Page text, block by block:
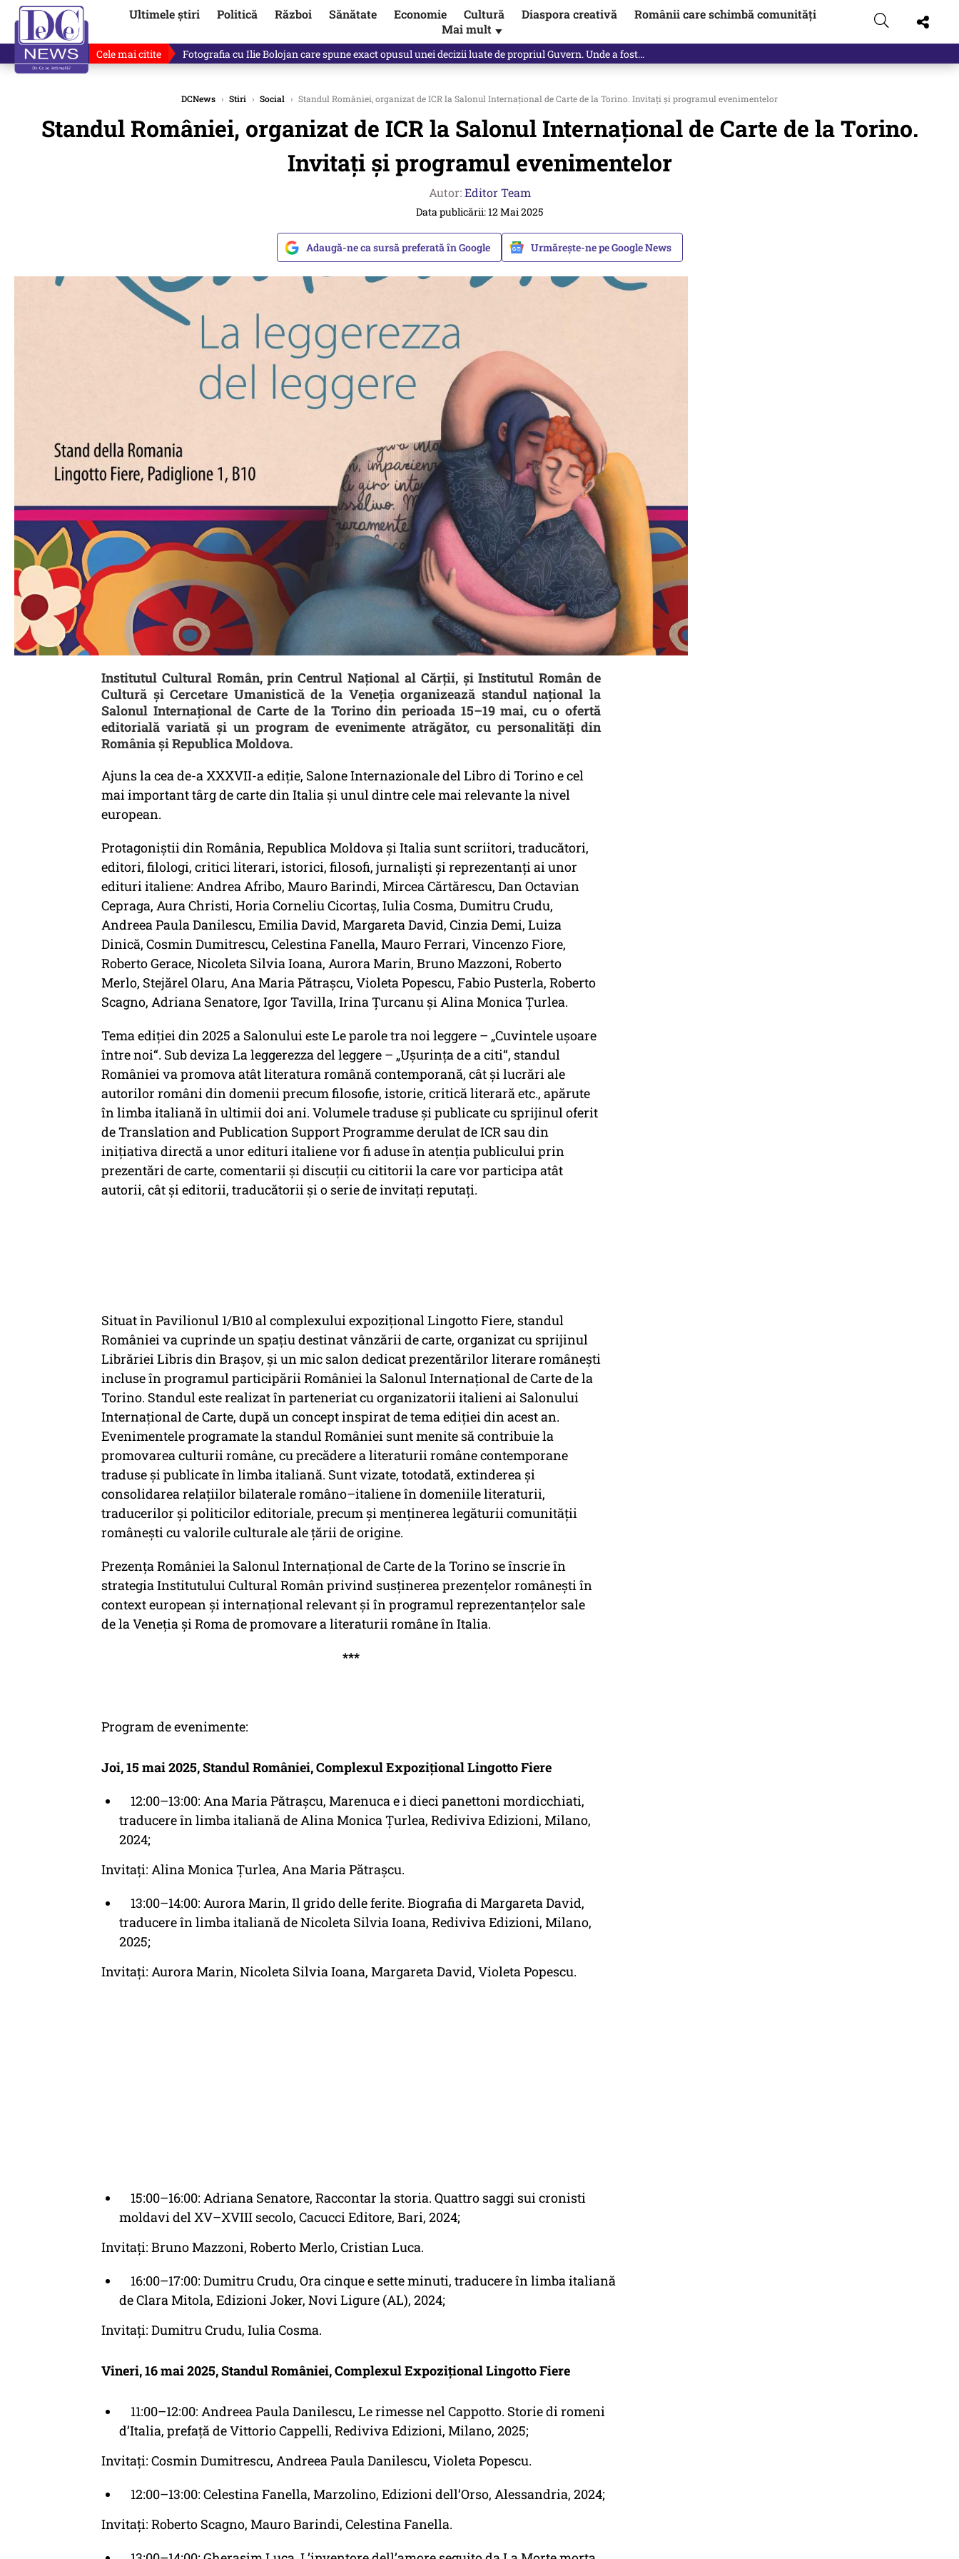
Ultimele știri Politică Război Sănătate Economie Cultură Diaspora creativă
Românii care schimbă comunități
Mai mult ▼
Cele mai citite Ilie Bolojan, gafă în direct despre „omul harnic“ / video
DCNews › Stiri › Social › Standul României, organizat de ICR la Salonul Internațional de Carte de la Torino. Invitați și programul evenimentelor
Standul României, organizat de ICR la Salonul Internațional de Carte de la Torino.
Invitați și programul evenimentelor
Autor:Editor Team
Data publicării: 12 Mai 2025
Adaugă-ne ca sursă preferată în Google Urmărește-ne pe Google News
Institutul Cultural Român, prin Centrul Naţional al Cărţii, şi Institutul Român de
Cultură şi Cercetare Umanistică de la Veneţia organizează standul naţional la
Salonul Internaţional de Carte de la Torino din perioada 15–19 mai, cu o ofertă
editorială variată și un program de evenimente atrăgător, cu personalități din
România și Republica Moldova.
Ajuns la cea de-a XXXVII-a ediţie, Salone Internazionale del Libro di Torino e cel
mai important târg de carte din Italia şi unul dintre cele mai relevante la nivel
european.
Protagoniştii din România, Republica Moldova și Italia sunt scriitori, traducători,
editori, filologi, critici literari, istorici, filosofi, jurnalişti și reprezentanţi ai unor
edituri italiene: Andrea Afribo, Mauro Barindi, Mircea Cărtărescu, Dan Octavian
Cepraga, Aura Christi, Horia Corneliu Cicortaş, Iulia Cosma, Dumitru Crudu,
Andreea Paula Danilescu, Emilia David, Margareta David, Cinzia Demi, Luiza
Dinică, Cosmin Dumitrescu, Celestina Fanella, Mauro Ferrari, Vincenzo Fiore,
Roberto Gerace, Nicoleta Silvia Ioana, Aurora Marin, Bruno Mazzoni, Roberto
Merlo, Stejărel Olaru, Ana Maria Pătraşcu, Violeta Popescu, Fabio Pusterla, Roberto
Scagno, Adriana Senatore, Igor Tavilla, Irina Ţurcanu și Alina Monica Ţurlea.
Tema ediţiei din 2025 a Salonului este Le parole tra noi leggere – „Cuvintele uşoare
între noi“. Sub deviza La leggerezza del leggere – „Uşurinţa de a citi“, standul
României va promova atât literatura română contemporană, cât şi lucrări ale
autorilor români din domenii precum filosofie, istorie, critică literară etc., apărute
în limba italiană în ultimii doi ani. Volumele traduse şi publicate cu sprijinul oferit
de Translation and Publication Support Programme derulat de ICR sau din
iniţiativa directă a unor edituri italiene vor fi aduse în atenţia publicului prin
prezentări de carte, comentarii şi discuţii cu cititorii la care vor participa atât
autorii, cât şi editorii, traducătorii şi o serie de invitaţi reputaţi.
Situat în Pavilionul 1/B10 al complexului expoziţional Lingotto Fiere, standul
României va cuprinde un spaţiu destinat vânzării de carte, organizat cu sprijinul
Librăriei Libris din Braşov, şi un mic salon dedicat prezentărilor literare româneşti
incluse în programul participării României la Salonul Internaţional de Carte de la
Torino. Standul este realizat în parteneriat cu organizatorii italieni ai Salonului
Internaţional de Carte, după un concept inspirat de tema ediţiei din acest an.
Evenimentele programate la standul României sunt menite să contribuie la
promovarea culturii române, cu precădere a literaturii române contemporane
traduse şi publicate în limba italiană. Sunt vizate, totodată, extinderea şi
consolidarea relaţiilor bilaterale româno–italiene în domeniile literaturii,
traducerilor şi politicilor editoriale, precum şi menţinerea legăturii comunităţii
româneşti cu valorile culturale ale ţării de origine.
Prezenţa României la Salonul Internaţional de Carte de la Torino se înscrie în
strategia Institutului Cultural Român privind susţinerea prezenţelor româneşti în
context european şi internaţional relevant şi în programul reprezentanţelor sale
de la Veneţia şi Roma de promovare a literaturii române în Italia.
***
Program de evenimente:
Joi, 15 mai 2025, Standul României, Complexul Expoziţional Lingotto Fiere
12:00–13:00: Ana Maria Pătraşcu, Marenuca e i dieci panettoni mordicchiati,
traducere în limba italiană de Alina Monica Ţurlea, Rediviva Edizioni, Milano,
2024;
Invitați: Alina Monica Ţurlea, Ana Maria Pătraşcu.
13:00–14:00: Aurora Marin, Il grido delle ferite. Biografia di Margareta David,
traducere în limba italiană de Nicoleta Silvia Ioana, Rediviva Edizioni, Milano,
2025;
Invitați: Aurora Marin, Nicoleta Silvia Ioana, Margareta David, Violeta Popescu.
15:00–16:00: Adriana Senatore, Raccontar la storia. Quattro saggi sui cronisti
moldavi del XV–XVIII secolo, Cacucci Editore, Bari, 2024;
Invitați: Bruno Mazzoni, Roberto Merlo, Cristian Luca.
16:00–17:00: Dumitru Crudu, Ora cinque e sette minuti, traducere în limba italiană
de Clara Mitola, Edizioni Joker, Novi Ligure (AL), 2024;
Invitați: Dumitru Crudu, Iulia Cosma.
Vineri, 16 mai 2025, Standul României, Complexul Expoziţional Lingotto Fiere
11:00–12:00: Andreea Paula Danilescu, Le rimesse nel Cappotto. Storie di romeni
d’Italia, prefaţă de Vittorio Cappelli, Rediviva Edizioni, Milano, 2025;
Invitați: Cosmin Dumitrescu, Andreea Paula Danilescu, Violeta Popescu.
12:00–13:00: Celestina Fanella, Marzolino, Edizioni dell’Orso, Alessandria, 2024;
Invitați: Roberto Scagno, Mauro Barindi, Celestina Fanella.